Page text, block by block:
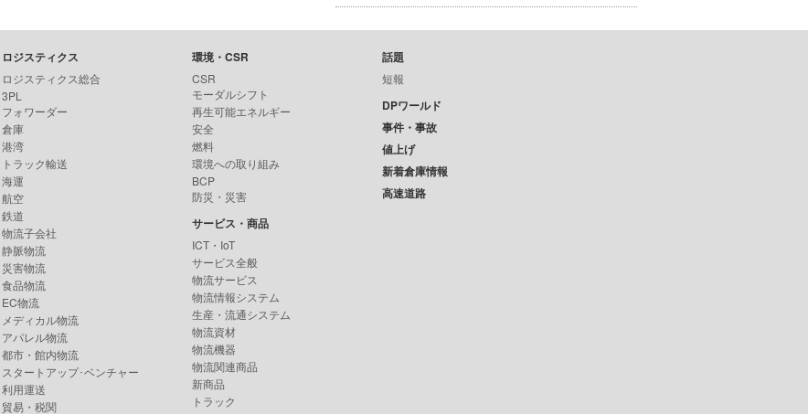
ロジスティクス
ロジスティクス総合
3PL
フォワーダー
倉庫
港湾
トラック輸送
海運
航空
鉄道
物流子会社
静脈物流
災害物流
食品物流
EC物流
メディカル物流
アパレル物流
都市・館内物流
スタートアップ･ベンチャー
利用運送
貿易・税関
環境・CSR
CSR
モーダルシフト
再生可能エネルギー
安全
燃料
環境への取り組み
BCP
防災・災害
サービス・商品
ICT・IoT
サービス全般
物流サービス
物流情報システム
生産・流通システム
物流資材
物流機器
物流関連商品
新商品
トラック
話題
短報
DPワールド
事件・事故
値上げ
新着倉庫情報
高速道路